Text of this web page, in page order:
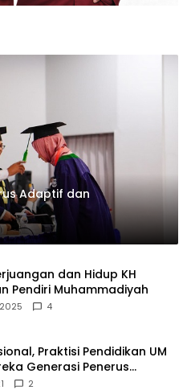
Adaptif dan
dan Hidup KH
Pendiri Muhammadiyah
4
Praktisi Pendidikan UM
Generasi Penerus
2